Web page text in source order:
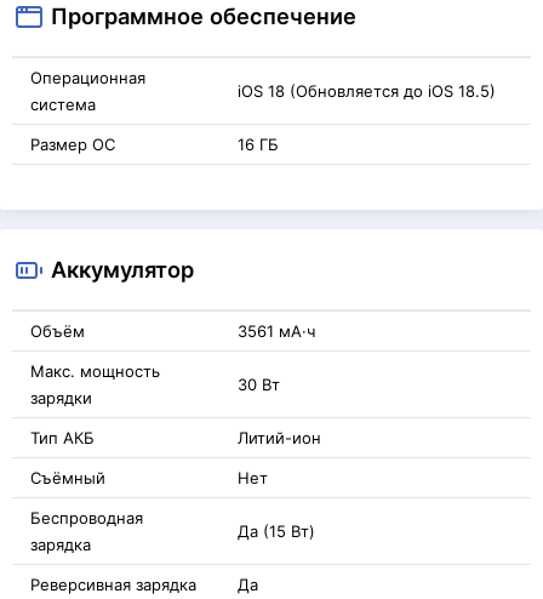
Программное обеспечение
Операционная
система
iOS 18 (Обновляется до iOS 18.5)
Размер ОС 16 ГБ
Аккумулятор
Объём 3561 мА·ч
Макс. мощность
зарядки
30 Вт
Тип АКБ Литий-ион
Съёмный Нет
Беспроводная
зарядка
Да (15 Вт)
Реверсивная зарядка Да